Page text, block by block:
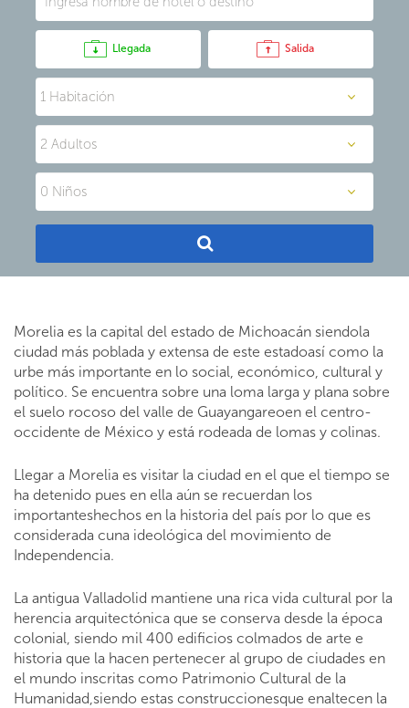
Llegada Salida
Morelia es la capital del estado de Michoacán siendola
ciudad más poblada y extensa de este estadoasí como la
urbe más importante en lo social, económico, cultural y
político. Se encuentra sobre una loma larga y plana sobre
el suelo rocoso del valle de Guayangareoen el centro-
occidente de México y está rodeada de lomas y colinas.
Llegar a Morelia es visitar la ciudad en el que el tiempo se
ha detenido pues en ella aún se recuerdan los
importanteshechos en la historia del país por lo que es
considerada cuna ideológica del movimiento de
Independencia.
La antigua Valladolid mantiene una rica vida cultural por la
herencia arquitectónica que se conserva desde la época
colonial, siendo mil 400 edificios colmados de arte e
historia que la hacen pertenecer al grupo de ciudades en
el mundo inscritas como Patrimonio Cultural de la
Humanidad,siendo estas construccionesque enaltecen la